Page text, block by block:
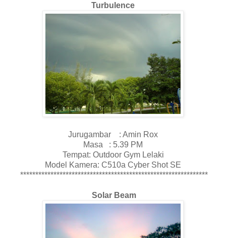
Turbulence
Jurugambar : Amin Rox
Masa : 5.39 PM
Tempat: Outdoor Gym Lelaki
Model Kamera: C510a Cyber Shot SE
**************************************************************
Solar Beam